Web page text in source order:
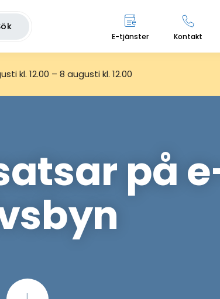
E-tjänster Kontakt
kl. 12.00 – 8 augusti kl. 12.00
på